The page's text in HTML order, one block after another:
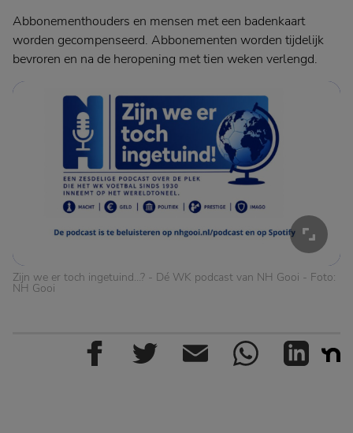
Abbonementhouders en mensen met een badenkaart
worden gecompenseerd. Abbonementen worden tijdelijk
bevroren en na de heropening met tien weken verlengd.
Zijn we er toch ingetuind…? - Dé WK podcast van NH Gooi - Foto:
NH Gooi